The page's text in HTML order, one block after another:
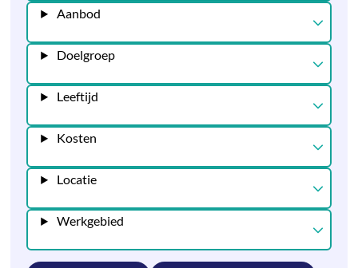
Aanbod
Doelgroep
Leeftijd
Kosten
Locatie
Werkgebied